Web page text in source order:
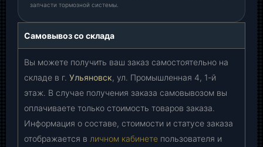
запчасти тормозной системы.
Самовывоз со склада
Вы можете получить ваш заказ самостоятельно на
складе в г. Ульяновск, ул. Промышленная 4, 1-й
этаж. В случае получения заказа самовывозом вы
оплачиваете только стоимость товаров заказа.
Информация о составе, стоимости и статусе заказа
отображается в личном кабинете пользователя и